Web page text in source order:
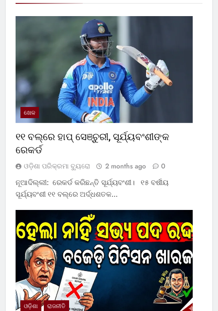
ଖେଳ
୧୧ ବଲ୍‌ରେ ହାପ୍ ସେଞ୍ଚୁରୀ, ସୂର୍ଯ୍ୟବଂଶୀଙ୍କ
ରେକର୍ଡ
ଓଡ଼ିଶା ପରିକ୍ରମା ବ୍ୟୁରୋ 2 months ago 0
ନୂଆଦିଲ୍ଲୀ: ରେକର୍ଡ କରିଛନ୍ତି ସୂର୍ଯ୍ୟବଂଶୀ। ୧୫ ବର୍ଷୀୟ
ସୂର୍ଯ୍ୟବଂଶୀ ୧୧ ବଲ୍‌ରେ ଅର୍ଦ୍ଧଶତକ…
ଓଡ଼ିଶା ରାଜନୀତି